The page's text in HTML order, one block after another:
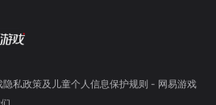
隐私政策及儿童个人信息保护规则 - 网易游戏